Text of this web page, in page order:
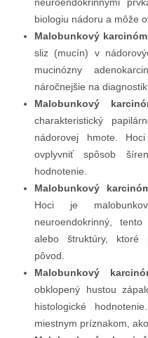
biologiu nádoru a môže
Malobunkový
sliz (mucín) v
mucinózny
náročnejšie na
Malobunkový
charakteristický
nádorovej hmote.
ovplyvniť spôsob
hodnotenie.
Malobunkový
Hoci je
neuroendokrinný,
alebo štruktúry, ktoré
pôvod.
Malobunkový
obklopený hustou
histologické
miestnym príznakom,